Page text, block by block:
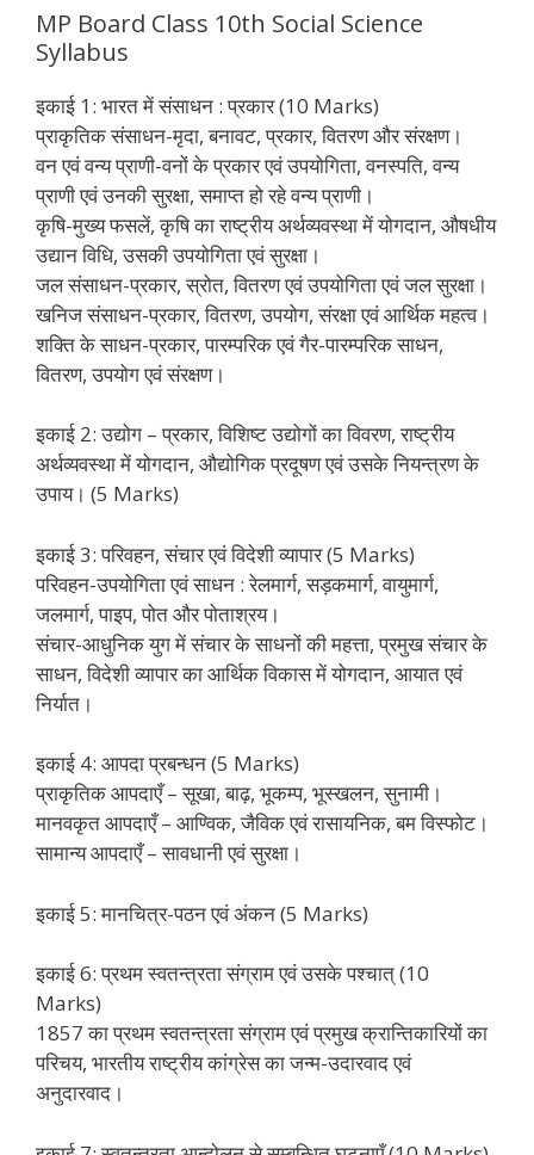
MP Board Class 10th Social Science
Syllabus
इकाई 1: भारत में संसाधन : प्रकार (10 Marks)
प्राकृतिक संसाधन-मृदा, बनावट, प्रकार, वितरण और संरक्षण।
वन एवं वन्य प्राणी-वनों के प्रकार एवं उपयोगिता, वनस्पति, वन्य
प्राणी एवं उनकी सुरक्षा, समाप्त हो रहे वन्य प्राणी।
कृषि-मुख्य फसलें, कृषि का राष्ट्रीय अर्थव्यवस्था में योगदान, औषधीय
उद्यान विधि, उसकी उपयोगिता एवं सुरक्षा।
जल संसाधन-प्रकार, स्रोत, वितरण एवं उपयोगिता एवं जल सुरक्षा।
खनिज संसाधन-प्रकार, वितरण, उपयोग, संरक्षा एवं आर्थिक महत्व।
शक्ति के साधन-प्रकार, पारम्परिक एवं गैर-पारम्परिक साधन,
वितरण, उपयोग एवं संरक्षण।
इकाई 2: उद्योग – प्रकार, विशिष्ट उद्योगों का विवरण, राष्ट्रीय
अर्थव्यवस्था में योगदान, औद्योगिक प्रदूषण एवं उसके नियन्त्रण के
उपाय। (5 Marks)
इकाई 3: परिवहन, संचार एवं विदेशी व्यापार (5 Marks)
परिवहन-उपयोगिता एवं साधन : रेलमार्ग, सड़कमार्ग, वायुमार्ग,
जलमार्ग, पाइप, पोत और पोताश्रय।
संचार-आधुनिक युग में संचार के साधनों की महत्ता, प्रमुख संचार के
साधन, विदेशी व्यापार का आर्थिक विकास में योगदान, आयात एवं
निर्यात।
इकाई 4: आपदा प्रबन्धन (5 Marks)
प्राकृतिक आपदाएँ – सूखा, बाढ़, भूकम्प, भूस्खलन, सुनामी।
मानवकृत आपदाएँ – आण्विक, जैविक एवं रासायनिक, बम विस्फोट।
सामान्य आपदाएँ – सावधानी एवं सुरक्षा।
इकाई 5: मानचित्र-पठन एवं अंकन (5 Marks)
इकाई 6: प्रथम स्वतन्त्रता संग्राम एवं उसके पश्चात् (10
Marks)
1857 का प्रथम स्वतन्त्रता संग्राम एवं प्रमुख क्रान्तिकारियों का
परिचय, भारतीय राष्ट्रीय कांग्रेस का जन्म-उदारवाद एवं
अनुदारवाद।